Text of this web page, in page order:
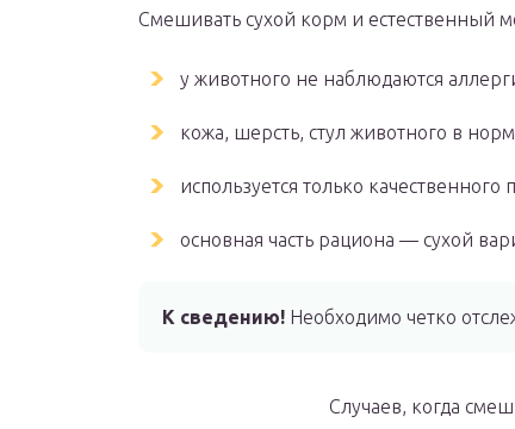
Смешивать сухой корм и естественный
у животного не наблюдаются
кожа, шерсть, стул животного в
используется только качественного
основная часть рациона — сухой
К сведению! Необходимо четко
Случаев, когда